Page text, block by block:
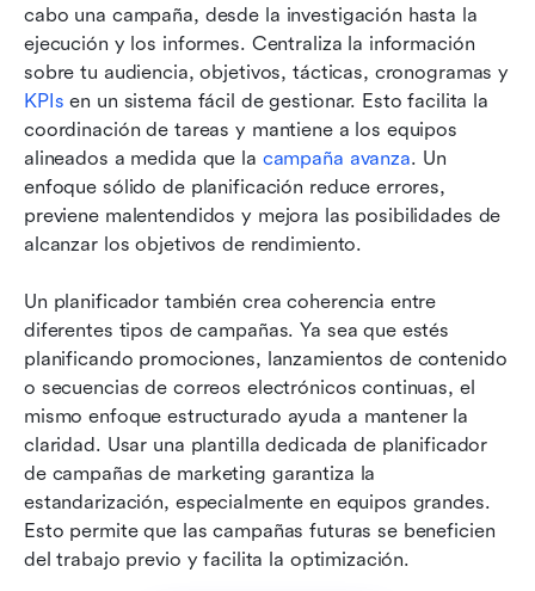
cabo una campaña, desde la investigación hasta la
ejecución y los informes. Centraliza la información
KPIs en un sistema fácil de gestionar. Esto facilita la
coordinación de tareas y mantiene a los equipos
alineados a medida que la campaña avanza. Un
enfoque sólido de planificación reduce errores,
previene malentendidos y mejora las posibilidades de
alcanzar los objetivos de rendimiento.
Un planificador también crea coherencia entre
diferentes tipos de campañas. Ya sea que estés
planificando promociones, lanzamientos de contenido
o secuencias de correos electrónicos continuas, el
mismo enfoque estructurado ayuda a mantener la
claridad. Usar una plantilla dedicada de planificador
de campañas de marketing garantiza la
estandarización, especialmente en equipos grandes.
Esto permite que las campañas futuras se beneficien
del trabajo previo y facilita la optimización.